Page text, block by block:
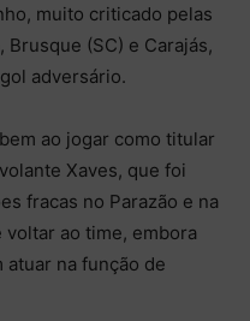
muito criticado pelas
(SC) e Carajás,
adversário.
ao jogar como titular
Xaves, que foi
fracas no Parazão e na
voltar ao time, embora
atuar na função de